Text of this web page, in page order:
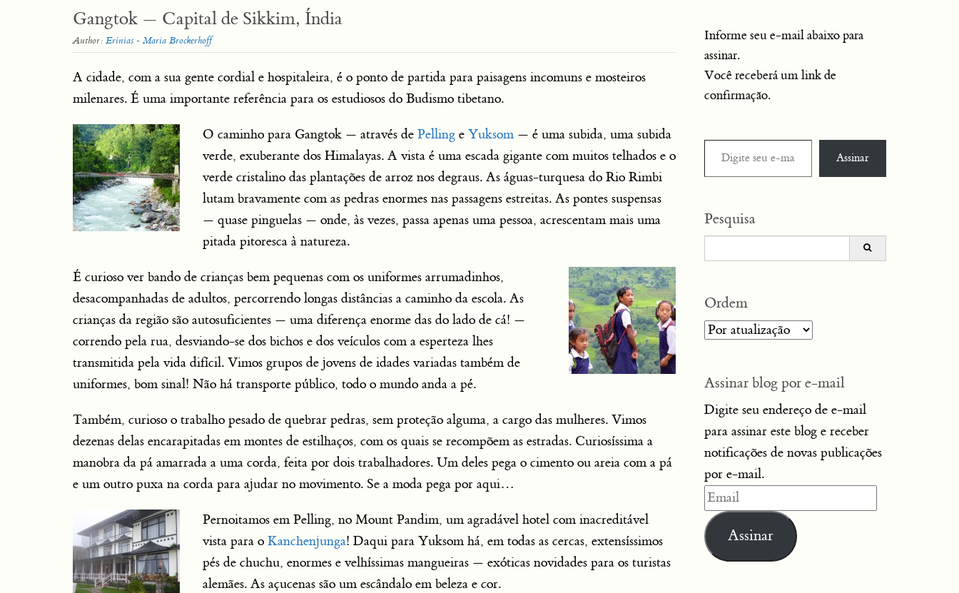
Gangtok — Capital de Sikkim, Índia
Author: Erínias - Maria Brockerhoff
A cidade, com a sua gente cordial e hospitaleira, é o ponto de partida para paisagens incomuns e mosteiros
milenares. É uma importante referência para os estudiosos do Budismo tibetano.
O caminho para Gangtok — através de Pelling e Yuksom— é uma subida, uma subida
verde, exuberante dos Himalayas. A vista é uma escada gigante com muitos telhados e o
verde cristalino das plantações de arroz nos degraus. As águas-turquesa do Rio Rimbi
lutam bravamente com as pedras enormes nas passagens estreitas. As pontes suspensas
— quase pinguelas — onde, às vezes, passa apenas uma pessoa, acrescentam mais uma
pitada pitoresca à natureza.
É curioso ver bando de crianças bem pequenas com os uniformes arrumadinhos,
desacompanhadas de adultos, percorrendo longas distâncias a caminho da escola. As
crianças da região são autosuficientes — uma diferença enorme das do lado de cá! —
correndo pela rua, desviando-se dos bichos e dos veículos com a esperteza lhes
transmitida pela vida difícil. Vimos grupos de jovens de idades variadas também de
uniformes, bom sinal! Não há transporte público, todo o mundo anda a pé.
Também, curioso o trabalho pesado de quebrar pedras, sem proteção alguma, a cargo das mulheres. Vimos
dezenas delas encarapitadas em montes de estilhaços, com os quais se recompõem as estradas. Curiosíssima a
manobra da pá amarrada a uma corda, feita por dois trabalhadores. Um deles pega o cimento ou areia com a pá
e um outro puxa na corda para ajudar no movimento. Se a moda pega por aqui…
Pernoitamos em Pelling, no Mount Pandim, um agradável hotel com inacreditável
vista para o Kanchenjunga! Daqui para Yuksom há, em todas as cercas, extensíssimos
pés de chuchu, enormes e velhíssimas mangueiras — exóticas novidades para os turistas
alemães. As açucenas são um escândalo em beleza e cor.
Informe seu e-mail abaixo para
assinar.
Você receberá um link de
confirmação.
Digite seu e-mail…
Assinar
Pesquisa
for:
Ordem
Assinar blog por e-mail
Digite seu endereço de e-mail
para assinar este blog e receber
notificações de novas publicações
por e-mail.
Email
Assinar